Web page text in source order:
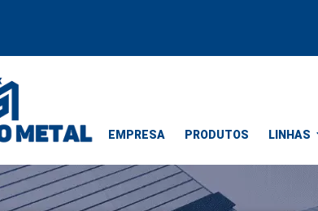
EMPRESA PRODUTOS LINHAS